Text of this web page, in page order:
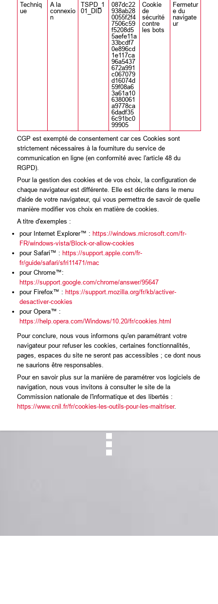
Techniq
ue
A la
connexio
n
TSPD_1
01_DID
087dc22
938ab28
0055f2f4
7506c59
f5208d5
5aefe11a
33bcdf7
0e896cd
1e117ca
96a5437
672a991
c067079
d16074d
59f08a6
3a61a10
6380061
a9778ca
6dadf35
6c91bc0
99905
Cookie
de
sécurité
contre
les bots
Fermetur
e du
navigate
ur
CGP est exempté de consentement car ces Cookies sont
strictement nécessaires à la fourniture du service de
communication en ligne (en conformité avec l'article 48 du
RGPD).
Pour la gestion des cookies et de vos choix, la configuration de
chaque navigateur est différente. Elle est décrite dans le menu
d'aide de votre navigateur, qui vous permettra de savoir de quelle
manière modifier vos choix en matière de cookies.
A titre d'exemples :
pour Internet Explorer™ : https://windows.microsoft.com/fr-
FR/windows-vista/Block-or-allow-cookies
pour Safari™ : https://support.apple.com/fr-
fr/guide/safari/sfri11471/mac
pour Chrome™:
https://support.google.com/chrome/answer/95647
pour Firefox™ : https://support.mozilla.org/fr/kb/activer-
desactiver-cookies
pour Opera™ :
https://help.opera.com/Windows/10.20/fr/cookies.html
Pour conclure, nous vous informons qu'en paramétrant votre
navigateur pour refuser les cookies, certaines fonctionnalités,
pages, espaces du site ne seront pas accessibles ; ce dont nous
ne saurions être responsables.
Pour en savoir plus sur la manière de paramétrer vos logiciels de
navigation, nous vous invitons à consulter le site de la
Commission nationale de l'informatique et des libertés :
https://www.cnil.fr/fr/cookies-les-outils-pour-les-maitriser.